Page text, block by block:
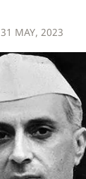
31 MAY, 2023